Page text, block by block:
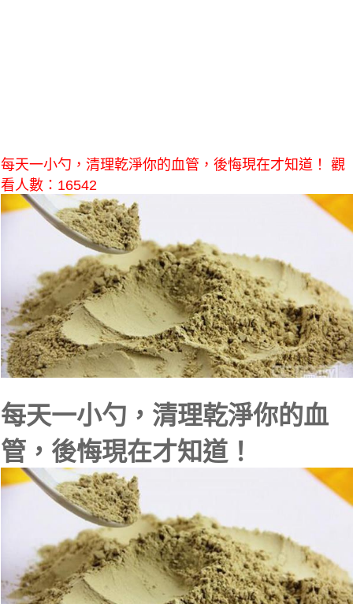
每天一小勺，清理乾淨你的血管，後悔現在才知道！ 觀
看人數：16542
每天一小勺，清理乾淨你的血
管，後悔現在才知道！